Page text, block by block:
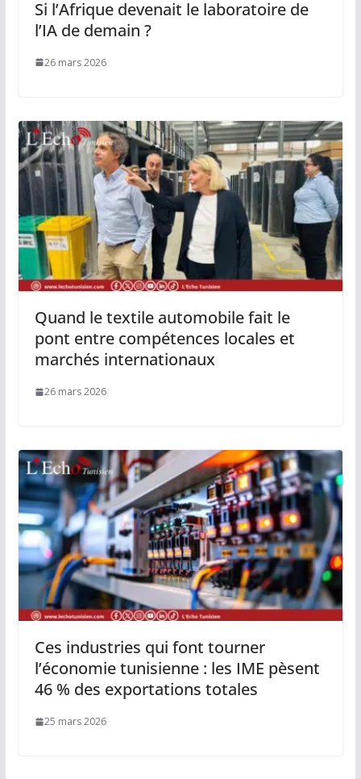
Si l’Afrique devenait le laboratoire de
l’IA de demain ?
26 mars 2026
Quand le textile automobile fait le
pont entre compétences locales et
marchés internationaux
26 mars 2026
Ces industries qui font tourner
l’économie tunisienne : les IME pèsent
46 % des exportations totales
25 mars 2026